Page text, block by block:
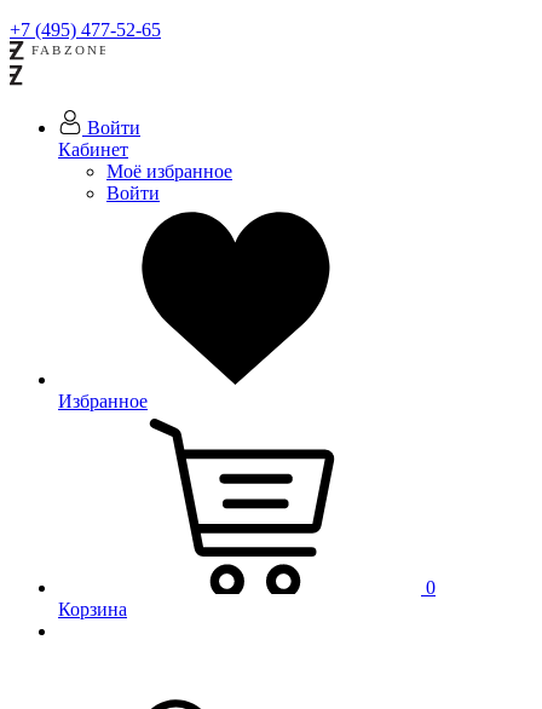
+7 (495) 477-52-65
Войти
Кабинет
Моё избранное
Войти
Избранное
0
Корзина